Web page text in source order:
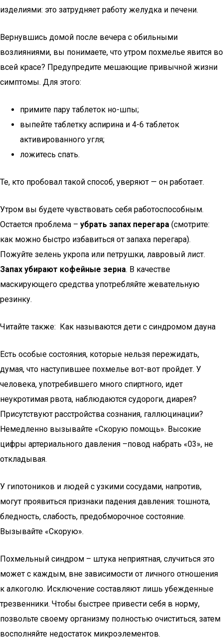
изделиями: это затрудняет работу желудка и печени.
Вернувшись домой после вечера с обильными
возлияниями, вы понимаете, что утром похмелье явится во
всей красе? Предупредите мешающие привычной жизни
симптомы. Для этого:
примите пару таблеток но-шпы;
выпейте таблетку аспирина и 4-6 таблеток
активированного угля;
ложитесь спать.
Те, кто пробовал такой способ, уверяют — он работает.
Утром вы будете чувствовать себя работоспособным.
Остается проблема – убрать запах перегара (смотрите:
как можно быстро избавиться от запаха перегара).
Пожуйте зелень укропа или петрушки, лавровый лист.
Запах убирают кофейные зерна. В качестве
маскирующего средства употребляйте жевательную
резинку.
Читайте также: Как называются дети с синдромом дауна
Есть особые состояния, которые нельзя пережидать,
думая, что наступившее похмелье вот-вот пройдет. У
человека, употребившего много спиртного, идет
неукротимая рвота, наблюдаются судороги, диарея?
Присутствуют расстройства сознания, галлюцинации?
Немедленно вызывайте «Скорую помощь». Высокие
цифры артериального давления –повод набрать «03», не
откладывая.
У гипотоников и людей с узкими сосудами, напротив,
могут проявиться признаки падения давления: тошнота,
бледность, слабость, предобморочное состояние.
Вызывайте «Скорую».
Похмельный синдром – штука неприятная, случиться это
может с каждым, вне зависимости от личного отношения
к алкоголю. Исключение составляют лишь убежденные
трезвенники. Чтобы быстрее привести себя в норму,
позвольте своему организму полностью очиститься, затем
восполняйте недостаток микроэлементов.